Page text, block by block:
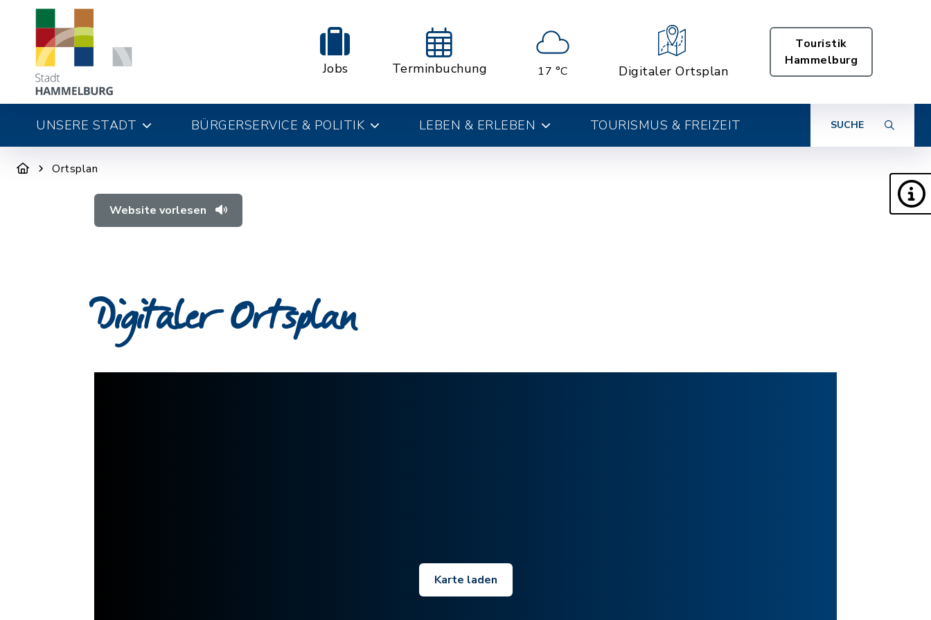
Jobs Terminbuchung 17 °C Digitaler Ortsplan
Touristik
Hammelburg
UNSERE STADT BÜRGERSERVICE & POLITIK LEBEN & ERLEBEN TOURISMUS & FREIZEIT SUCHE
Ortsplan
Website vorlesen
Digitaler Ortsplan
Karte laden